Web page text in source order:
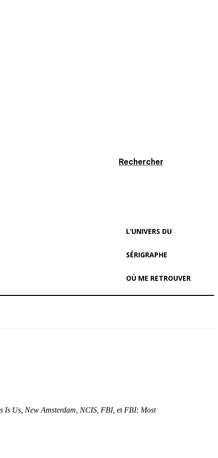
Rechercher
L’UNIVERS DU
SÉRIGRAPHE
OÙ ME RETROUVER
Is Us, New Amsterdam, NCIS, FBI, et FBI: Most